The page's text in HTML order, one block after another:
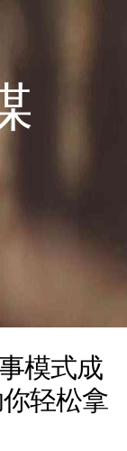
模式成
轻松拿